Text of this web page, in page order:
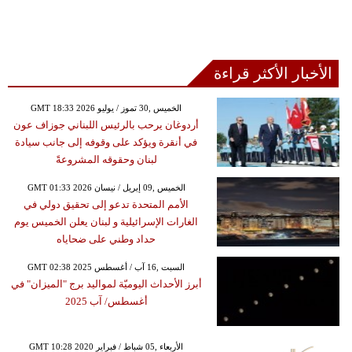
الأخبار الأكثر قراءة
GMT 18:33 2026 الخميس ,30 تموز / يوليو
أردوغان يرحب بالرئيس اللبناني جوزاف عون
في أنقرة ويؤكد على وقوفه إلى جانب سيادة
لبنان وحقوقه المشروعةً
GMT 01:33 2026 الخميس ,09 إبريل / نيسان
الأمم المتحدة تدعو إلى تحقيق دولي في
الغارات الإسرائيلية و لبنان يعلن الخميس يوم
حداد وطني على ضحاياه
GMT 02:38 2025 السبت ,16 آب / أغسطس
أبرز الأحداث اليوميّة لمواليد برج "الميزان" في
أغسطس/ آب 2025
GMT 10:28 2020 الأربعاء ,05 شباط / فبراير